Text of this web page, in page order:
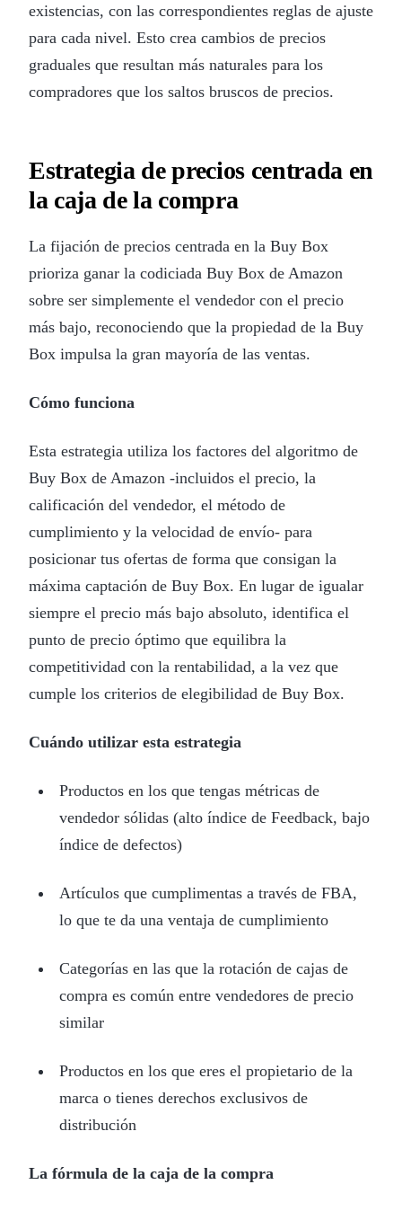
existencias, con las correspondientes reglas de ajuste
para cada nivel. Esto crea cambios de precios
graduales que resultan más naturales para los
compradores que los saltos bruscos de precios.
Estrategia de precios centrada en
la caja de la compra
La fijación de precios centrada en la Buy Box
prioriza ganar la codiciada Buy Box de Amazon
sobre ser simplemente el vendedor con el precio
más bajo, reconociendo que la propiedad de la Buy
Box impulsa la gran mayoría de las ventas.
Cómo funciona
Esta estrategia utiliza los factores del algoritmo de
Buy Box de Amazon -incluidos el precio, la
calificación del vendedor, el método de
cumplimiento y la velocidad de envío- para
posicionar tus ofertas de forma que consigan la
máxima captación de Buy Box. En lugar de igualar
siempre el precio más bajo absoluto, identifica el
punto de precio óptimo que equilibra la
competitividad con la rentabilidad, a la vez que
cumple los criterios de elegibilidad de Buy Box.
Cuándo utilizar esta estrategia
Productos en los que tengas métricas de
vendedor sólidas (alto índice de Feedback, bajo
índice de defectos)
Artículos que cumplimentas a través de FBA,
lo que te da una ventaja de cumplimiento
Categorías en las que la rotación de cajas de
compra es común entre vendedores de precio
similar
Productos en los que eres el propietario de la
marca o tienes derechos exclusivos de
distribución
La fórmula de la caja de la compra